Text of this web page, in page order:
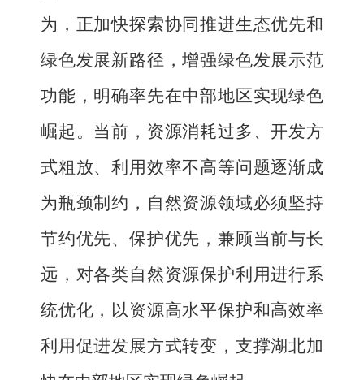
为，正加快探索协同推进生态优先和
绿色发展新路径，增强绿色发展示范
功能，明确率先在中部地区实现绿色
崛起。 当前，资源消耗过多、开发方
式粗放、利用效率不高等问题逐渐成
为瓶颈制约，自然资源领域必须坚持
节约优先、保护优先，兼顾当前与长
远， 对各类自然资源保护利用进行系
统优化，以资源高水平保护和高效率
利用促进发展方式转变 ， 支撑湖北加